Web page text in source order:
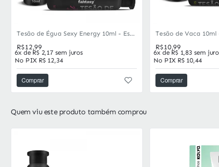
Tesão de Égua Sexy Energy 10ml - Estimulante Afrodisíaco Feminino Natural
R$12,99
6x de R$ 2,17 sem juros
No PIX R$ 12,34
Comprar
R$10,99
6x de R$ 1,83 sem
No PIX R$ 10,44
Comprar
Quem viu este produto também comprou